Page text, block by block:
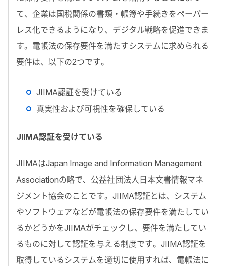
て、企業は国税関係の書類・帳簿や手続きをペーパー
レス化できるようになり、デジタル戦略を促進できま
す。電帳法の保存要件を満たすシステムに求められる
要件は、以下の2つです。
JIIMA認証を受けている
真実性および可視性を確保している
JIIMA認証を受けている
JIIMAはJapan Image and Information Management
Associationの略で、公益社団法人日本文書情報マネ
ジメント協会のことです。JIIMA認証とは、システム
やソフトウェアなどが電帳法の保存要件を満たしてい
るかどうかをJIIMAがチェックし、要件を満たしてい
るものに対して認証を与える制度です。JIIMA認証を
取得しているシステムを適切に使用すれば、電帳法に